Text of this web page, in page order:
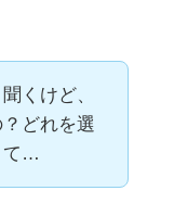
くけど、
どれを選
て…